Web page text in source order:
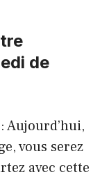
de
Aujourd’hui,
vous serez
avec cette